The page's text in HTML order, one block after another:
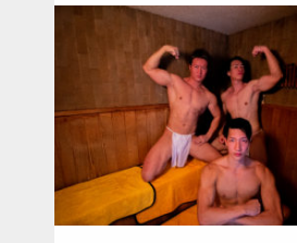
Update:
2023.02.11
Category:筋肉銭湯2 その
AKIHITO(細マッチョ) SOSUKE
上腕二頭筋
川口 (埼玉)
ダウンロード